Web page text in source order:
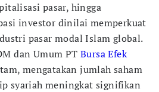
pasar, hingga
investor dinilai memperkuat
pasar modal Islam global.
dan Umum PT Bursa Efek
mengatakan jumlah saham
syariah meningkat signifikan